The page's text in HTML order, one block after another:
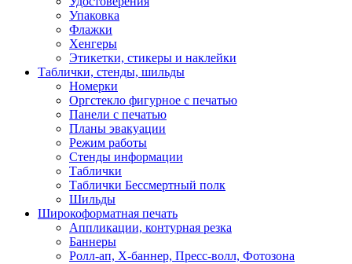
Упаковка
Флажки
Хенгеры
Этикетки, стикеры и наклейки
Таблички, стенды, шильды
Номерки
Оргстекло фигурное с печатью
Панели с печатью
Планы эвакуации
Режим работы
Стенды информации
Таблички
Таблички Бессмертный полк
Шильды
Широкоформатная печать
Аппликации, контурная резка
Баннеры
Ролл-ап, X-баннер, Пресс-волл, Фотозона